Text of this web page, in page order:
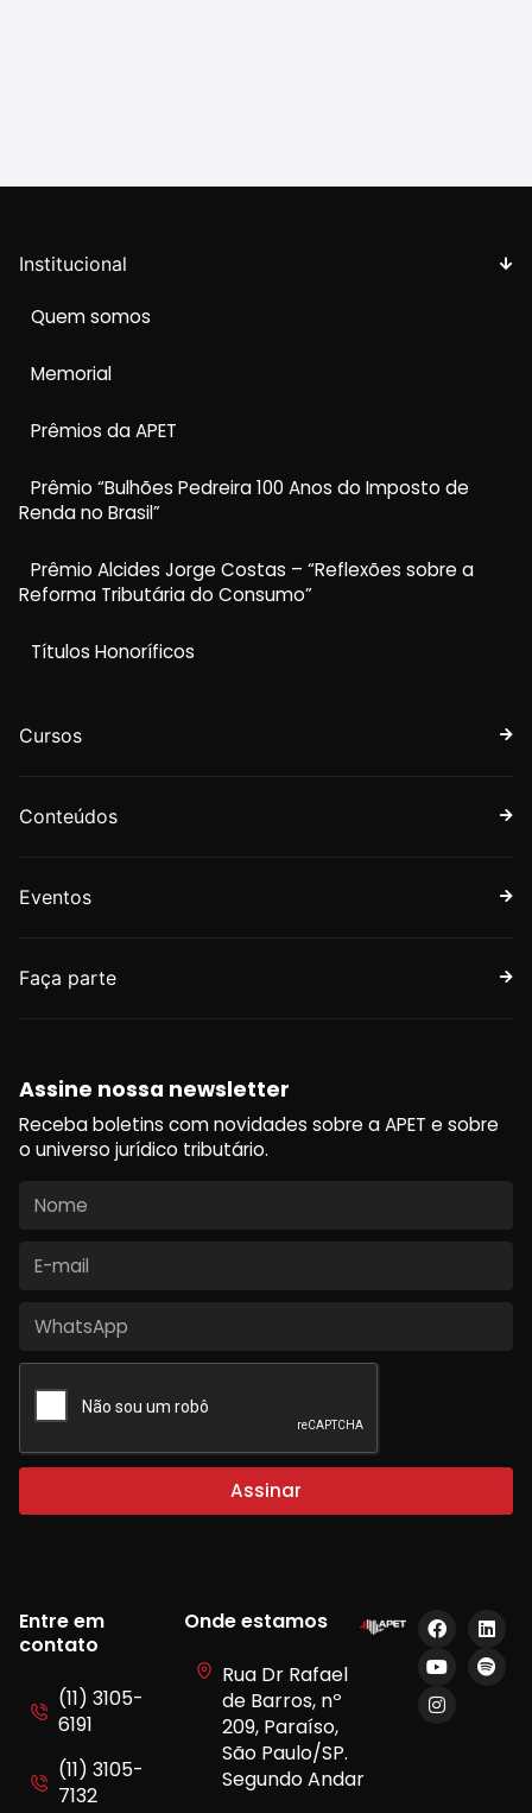
Institucional
Quem somos
Memorial
Prêmios da APET
Prêmio “Bulhões Pedreira 100 Anos do Imposto de
Renda no Brasil”
Prêmio Alcides Jorge Costas – “Reflexões sobre a
Reforma Tributária do Consumo”
Títulos Honoríficos
Cursos
Conteúdos
Eventos
Faça parte
Assine nossa newsletter
Receba boletins com novidades sobre a APET e sobre
o universo jurídico tributário.
Assinar
Entre em
contato
(11) 3105-
6191
(11) 3105-
7132
Onde estamos
Rua Dr Rafael
de Barros, nº
209, Paraíso,
São Paulo/SP.
Segundo Andar